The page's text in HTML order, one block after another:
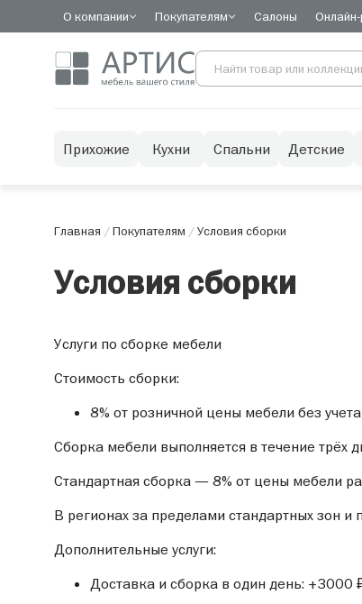
О компании Покупателям Салоны
Прихожие Кухни Спальни Детские
Главная /Покупателям /Условия сборки
Условия сборки
Услуги по сборке мебели
Стоимость сборки:
8% от розничной цены мебели без
Сборка мебели выполняется в течение трёх
Стандартная сборка — 8% от цены мебели
В регионах за пределами стандартных зон
Дополнительные услуги:
Доставка и сборка в один день: +3000